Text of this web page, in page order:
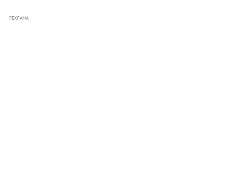
РЕКЛАМА